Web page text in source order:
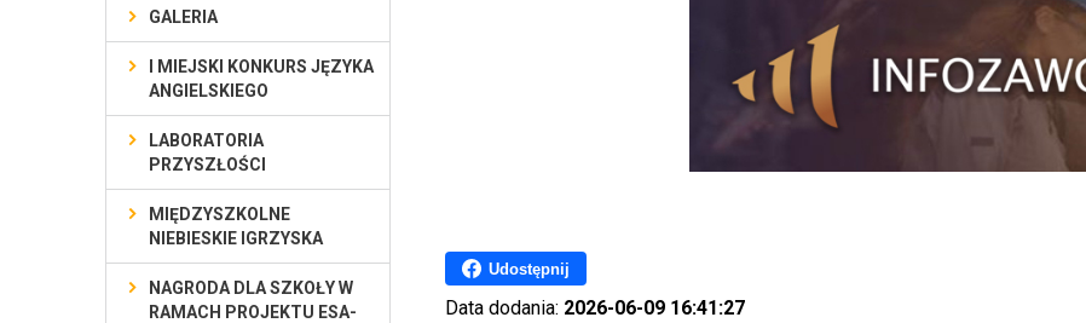
Udostępnij
Data dodania: 2026-06-09 16:41:27
GALERIA
I MIEJSKI KONKURS JĘZYKA
ANGIELSKIEGO
LABORATORIA
PRZYSZŁOŚCI
MIĘDZYSZKOLNE
NIEBIESKIE IGRZYSKA
NAGRODA DLA SZKOŁY W
RAMACH PROJEKTU ESA-